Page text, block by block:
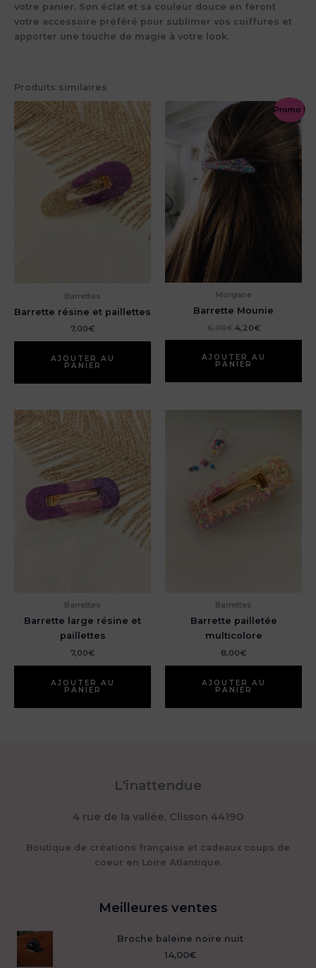
votre panier. Son éclat et sa couleur douce en feront
votre accessoire préféré pour sublimer vos coiffures et
apporter une touche de magie à votre look.
Produits similaires
Barrettes
Barrette résine et paillettes
7,00€
AJOUTER AU
PANIER
Promo !
Morgane
Barrette Mounie
6,00€ Le
était :
6,00€.
4,20€Le
est :
AJOUTER AU
PANIER
Barrettes
Barrette large résine et
paillettes
7,00€
AJOUTER AU
PANIER
Barrettes
Barrette pailletée
multicolore
8,00€
AJOUTER AU
PANIER
L'inattendue
4 rue de la vallée, Clisson 44190
Boutique de créations française et cadeaux coups de
coeur en Loire Atlantique.
Meilleures ventes
Broche baleine noire nuit
14,00€